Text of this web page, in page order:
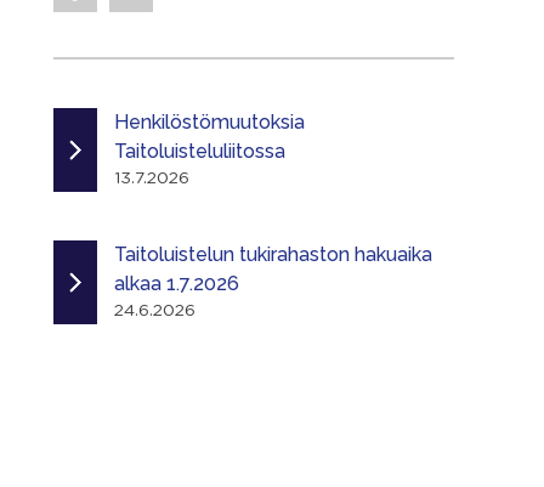
Henkilöstömuutoksia
Taitoluisteluliitossa
13.7.2026
Taitoluistelun tukirahaston hakuaika
alkaa 1.7.2026
24.6.2026